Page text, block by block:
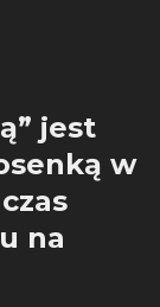
jest
w
na